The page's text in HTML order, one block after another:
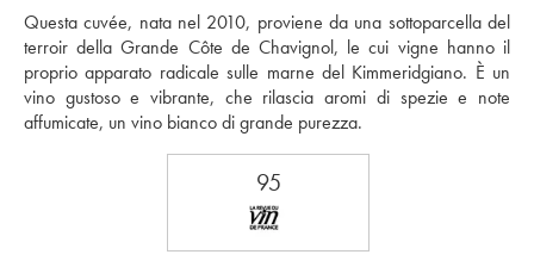
Questa cuvée, nata nel 2010, proviene da una sottoparcella del
terroir della Grande Côte de Chavignol, le cui vigne hanno il
proprio apparato radicale sulle marne del Kimmeridgiano. È un
vino gustoso e vibrante, che rilascia aromi di spezie e note
affumicate, un vino bianco di grande purezza.
95